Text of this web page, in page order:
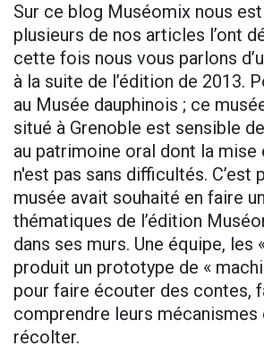
Sur ce blog Muséomix nous
plusieurs de nos articles l’ont
cette fois nous vous parlons
à la suite de l’édition de 2013.
au Musée dauphinois ; ce
situé à Grenoble est sensible
au patrimoine oral dont la mise
n'est pas sans difficultés. C’est
musée avait souhaité en faire
thématiques de l’édition
dans ses murs. Une équipe, les
produit un prototype de «
pour faire écouter des contes,
comprendre leurs mécanismes
récolter.